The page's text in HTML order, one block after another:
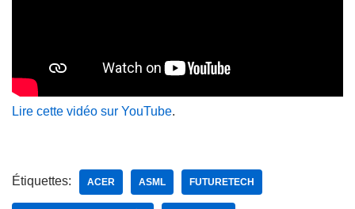
Lire cette vidéo sur YouTube.
Étiquettes: ACER ASML FUTURETECH